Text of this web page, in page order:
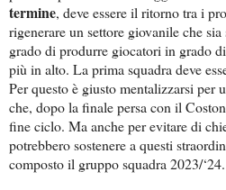
termine, deve essere il ritorno tra i
rigenerare un settore giovanile che
grado di produrre giocatori in grado
più in alto. La prima squadra deve
Per questo è giusto mentalizzarsi per
che, dopo la finale persa con il
fine ciclo. Ma anche per evitare di
potrebbero sostenere a questi
composto il gruppo squadra 2023/‘24.